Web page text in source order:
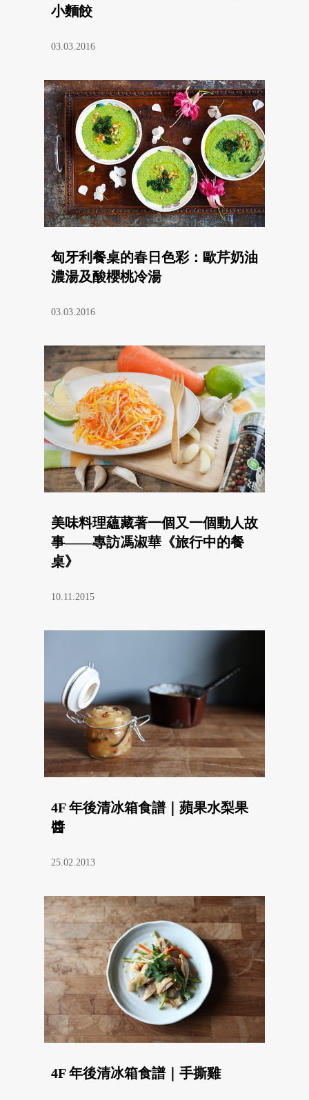
小麵餃
03.03.2016
匈牙利餐桌的春日色彩：歐芹奶油
濃湯及酸櫻桃冷湯
03.03.2016
美味料理蘊藏著一個又一個動人故
事——專訪馮淑華《旅行中的餐
桌》
10.11.2015
4F 年後清冰箱食譜｜蘋果水梨果
醬
25.02.2013
4F 年後清冰箱食譜｜手撕雞